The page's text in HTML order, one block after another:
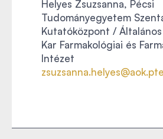
Helyes Zsuzsanna, Pécsi
Tudományegyetem
Kutatóközpont /
Kar Farmakológiai és
Intézet